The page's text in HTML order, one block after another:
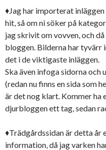
♦Jag har importerat
hit, så om ni söker på
jag skrivit om vovven, och
bloggen. Bilderna har tyvärr
det i de viktigaste inläggen.
Ska även infoga sidorna
(redan nu finns en sida som
är det nog klart. Kommer ha
djurbloggen ett tag, sedan
♦Trädgårdssidan är detta år
information, då jag varken